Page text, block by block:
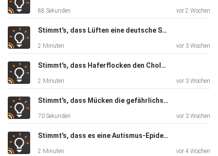
88 Sekunden vor 2 Wochen
Stimmt's, dass Lüften eine deutsche Spezialität ist?
2 Minuten vor 3 Wochen
Stimmt's, dass Haferflocken den Cholesterinspiegel senken?
2 Minuten vor 3 Wochen
Stimmt's, dass Mücken die gefährlichsten Tiere sind?
70 Sekunden vor 3 Wochen
Stimmt's, dass es eine Autismus-Epidemie gibt?
2 Minuten vor 4 Wochen